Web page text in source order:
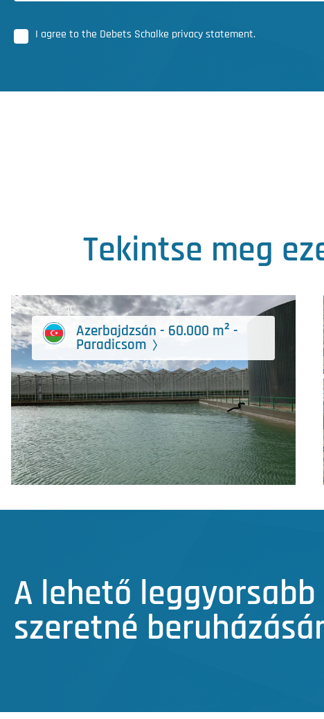
I agree to the Debets Schalke privacy statement.
Tekintse meg
Azerbajdzsán - 60.000 m² -
Paradicsom
A lehető
szeretné